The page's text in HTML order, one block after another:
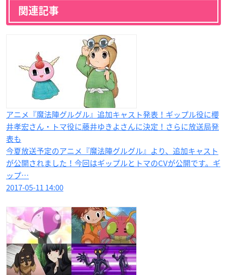
関連記事
アニメ『魔法陣グルグル』追加キャスト発表！ギップル役に櫻
井孝宏さん・トマ役に藤井ゆきよさんに決定！さらに放送局発
表も
今夏放送予定のアニメ『魔法陣グルグル』より、追加キャスト
が公開されました！今回はギップルとトマのCVが公開です。ギ
ップ…
2017-05-11 14:00